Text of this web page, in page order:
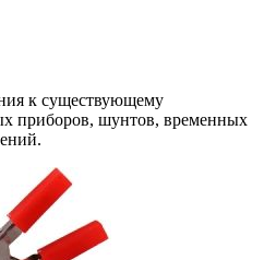
к существующему
приборов, шунтов, временных